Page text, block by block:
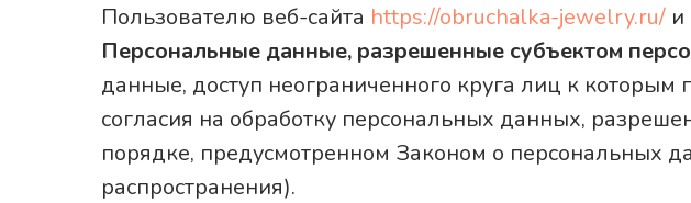
Пользователю веб-сайта https://obruchalka-jewelry.ru/ и
Персональные данные, разрешенные субъектом
данные, доступ неограниченного круга лиц к
согласия на обработку персональных данных,
порядке, предусмотренном Законом о
распространения).